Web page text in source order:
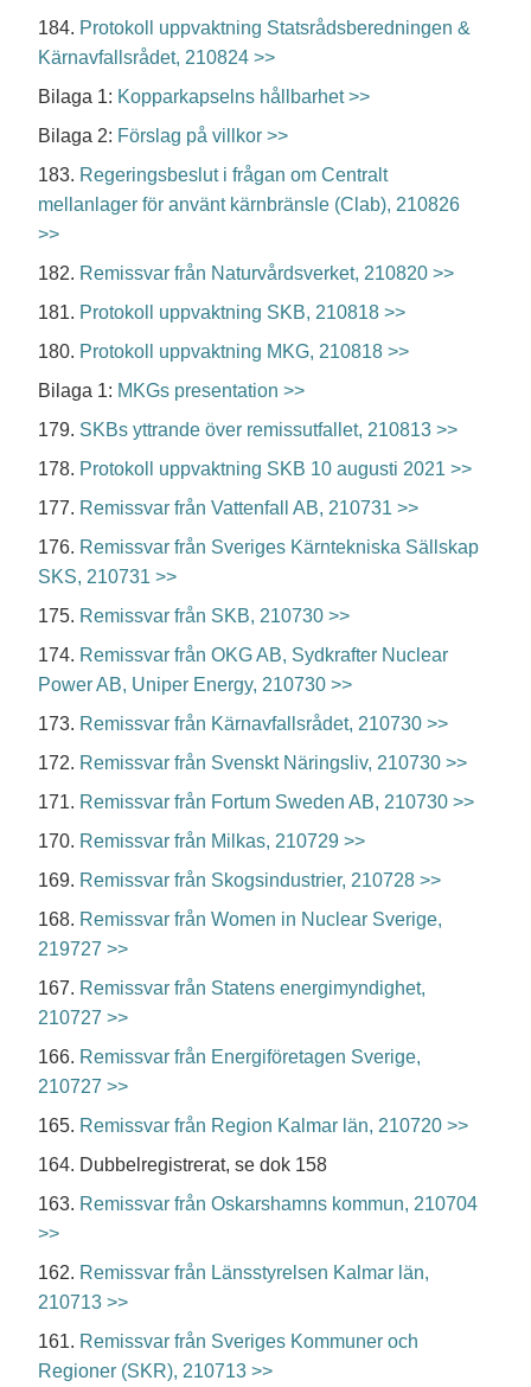
184. Protokoll uppvaktning Statsrådsberedningen &
Kärnavfallsrådet, 210824 >>
Bilaga 1: Kopparkapselns hållbarhet >>
Bilaga 2: Förslag på villkor >>
183. Regeringsbeslut i frågan om Centralt
mellanlager för använt kärnbränsle (Clab), 210826
>>
182. Remissvar från Naturvårdsverket, 210820 >>
181. Protokoll uppvaktning SKB, 210818 >>
180. Protokoll uppvaktning MKG, 210818 >>
Bilaga 1: MKGs presentation >>
179. SKBs yttrande över remissutfallet, 210813 >>
178. Protokoll uppvaktning SKB 10 augusti 2021 >>
177. Remissvar från Vattenfall AB, 210731 >>
176. Remissvar från Sveriges Kärntekniska Sällskap
SKS, 210731 >>
175. Remissvar från SKB, 210730 >>
174. Remissvar från OKG AB, Sydkrafter Nuclear
Power AB, Uniper Energy, 210730 >>
173. Remissvar från Kärnavfallsrådet, 210730 >>
172. Remissvar från Svenskt Näringsliv, 210730 >>
171. Remissvar från Fortum Sweden AB, 210730 >>
170. Remissvar från Milkas, 210729 >>
169. Remissvar från Skogsindustrier, 210728 >>
168. Remissvar från Women in Nuclear Sverige,
219727 >>
167. Remissvar från Statens energimyndighet,
210727 >>
166. Remissvar från Energiföretagen Sverige,
210727 >>
165. Remissvar från Region Kalmar län, 210720 >>
164. Dubbelregistrerat, se dok 158
163. Remissvar från Oskarshamns kommun, 210704
>>
162. Remissvar från Länsstyrelsen Kalmar län,
210713 >>
161. Remissvar från Sveriges Kommuner och
Regioner (SKR), 210713 >>